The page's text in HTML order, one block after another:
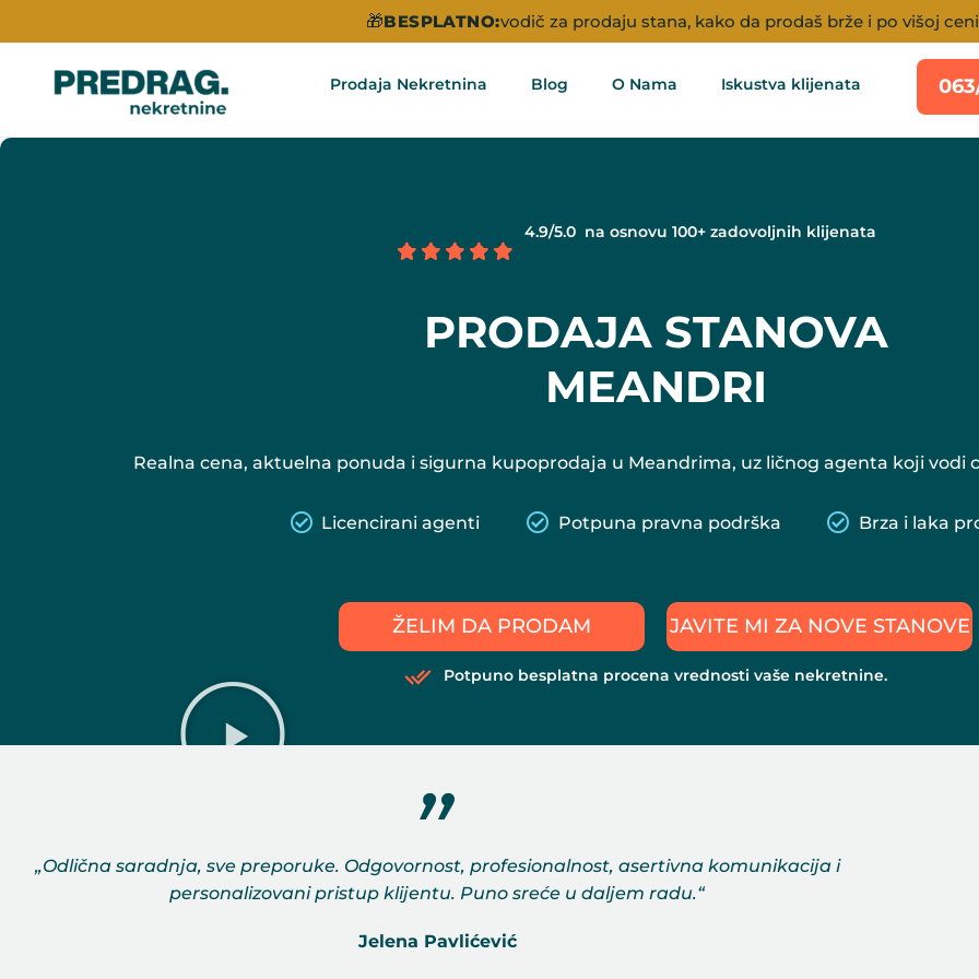
🎁BESPLATNO:vodič za prodaju stana, kako da prodaš brže i po višoj
Prodaja Nekretnina Blog O Nama Iskustva klijenata
4.9/5.0 na osnovu 100+ zadovoljnih klijenata
PRODAJA STANOVA
MEANDRI
Realna cena, aktuelna ponuda i sigurna kupoprodaja u Meandrima, uz ličnog agenta koji vodi
Licencirani agenti Potpuna pravna podrška Brza i laka
ŽELIM DA PRODAM JAVITE MI ZA NOVE STANOVE
Potpuno besplatna procena vrednosti vaše nekretnine.
„Odlična saradnja, sve preporuke. Odgovornost, profesionalnost, asertivna komunikacija i
personalizovani pristup klijentu. Puno sreće u daljem radu.“
Jelena Pavlićević